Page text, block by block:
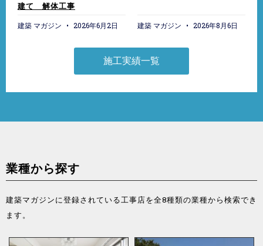
建て 解体工事
建築 マガジン 2026年6月2日 建築 マガジン 2026年8月6日
施工実績一覧
業種から探す
建築マガジンに登録されている工事店を全8種類の業種から検索でき
ます。